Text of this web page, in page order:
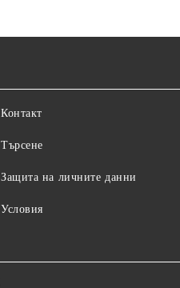
Контакт
Търсене
Защита на личните данни
Условия